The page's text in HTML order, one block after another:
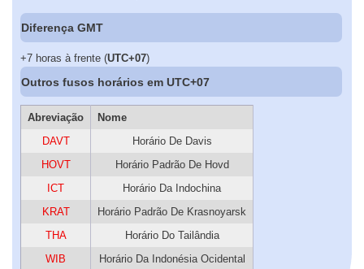
Diferença GMT
+7 horas à frente (UTC+07)
Outros fusos horários em UTC+07
Abreviação
Nome
DAVT
Horário De Davis
HOVT
Horário Padrão De Hovd
ICT
Horário Da Indochina
KRAT
Horário Padrão De Krasnoyarsk
THA
Horário Do Tailândia
WIB
Horário Da Indonésia Ocidental